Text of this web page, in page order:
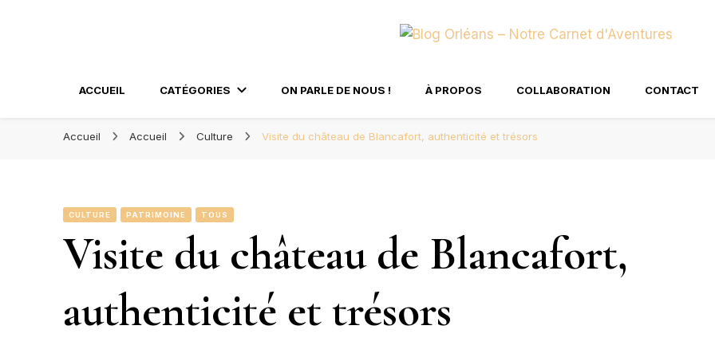
ACCUEIL CATÉGORIES ON PARLE DE NOUS ! À PROPOS COLLABORATION CONTACT
Accueil Accueil Culture Visite du château de Blancafort, authenticité et trésors
CULTURE PATRIMOINE TOUS
Visite du château de Blancafort,
authenticité et trésors